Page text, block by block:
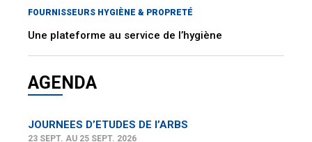
FOURNISSEURS HYGIÈNE & PROPRETÉ
Une plateforme au service de l’hygiène
AGENDA
JOURNEES D’ETUDES DE l’ARBS
23 SEPT. AU 25 SEPT. 2026